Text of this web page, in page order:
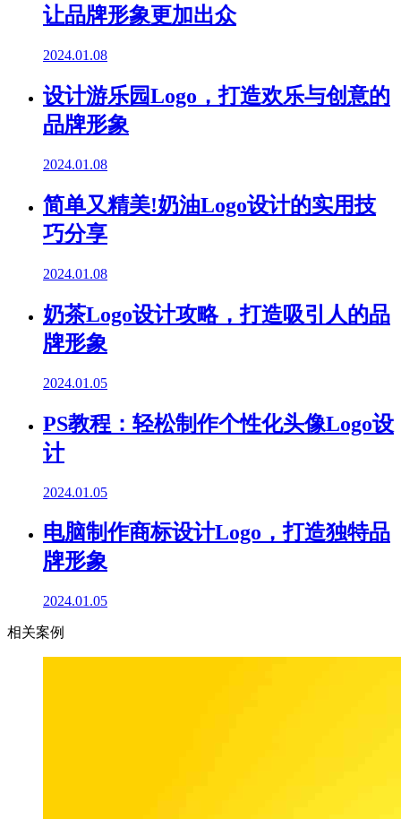
让品牌形象更加出众
2024.01.08
设计游乐园Logo，打造欢乐与创意的
品牌形象
2024.01.08
简单又精美!奶油Logo设计的实用技
巧分享
2024.01.08
奶茶Logo设计攻略，打造吸引人的品
牌形象
2024.01.05
PS教程：轻松制作个性化头像Logo设
计
2024.01.05
电脑制作商标设计Logo，打造独特品
牌形象
2024.01.05
相关案例